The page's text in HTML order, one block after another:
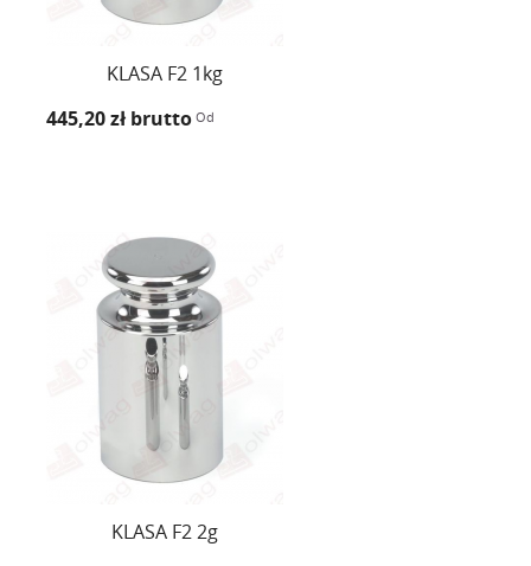
KLASA F2 1kg
445,20 zł brutto Od
KLASA F2 2g